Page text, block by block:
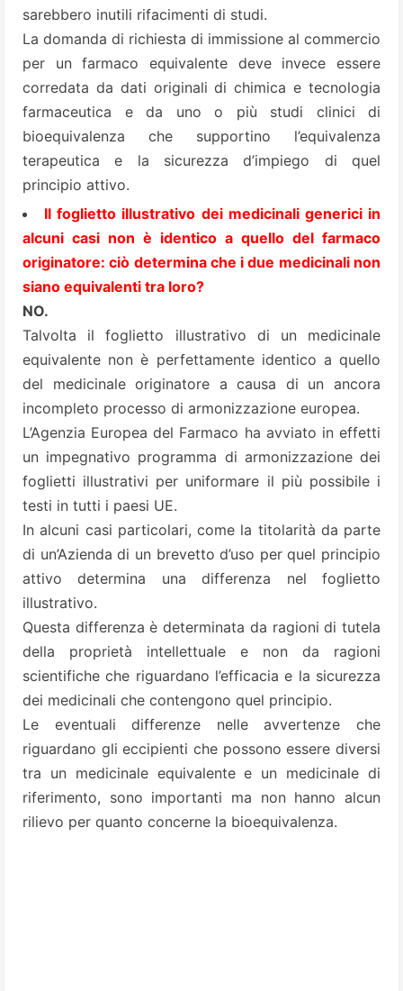
sarebbero inutili rifacimenti di studi.
La domanda di richiesta di immissione al commercio
per un farmaco equivalente deve invece essere
corredata da dati originali di chimica e tecnologia
farmaceutica e da uno o più studi clinici di
bioequivalenza che supportino l’equivalenza
terapeutica e la sicurezza d’impiego di quel
principio attivo.
Il foglietto illustrativo dei medicinali generici in
alcuni casi non è identico a quello del farmaco
originatore: ciò determina che i due medicinali non
siano equivalenti tra loro?
NO.
Talvolta il foglietto illustrativo di un medicinale
equivalente non è perfettamente identico a quello
del medicinale originatore a causa di un ancora
incompleto processo di armonizzazione europea.
L’Agenzia Europea del Farmaco ha avviato in effetti
un impegnativo programma di armonizzazione dei
foglietti illustrativi per uniformare il più possibile i
testi in tutti i paesi UE.
In alcuni casi particolari, come la titolarità da parte
di un’Azienda di un brevetto d’uso per quel principio
attivo determina una differenza nel foglietto
illustrativo.
Questa differenza è determinata da ragioni di tutela
della proprietà intellettuale e non da ragioni
scientifiche che riguardano l’efficacia e la sicurezza
dei medicinali che contengono quel principio.
Le eventuali differenze nelle avvertenze che
riguardano gli eccipienti che possono essere diversi
tra un medicinale equivalente e un medicinale di
riferimento, sono importanti ma non hanno alcun
rilievo per quanto concerne la bioequivalenza.